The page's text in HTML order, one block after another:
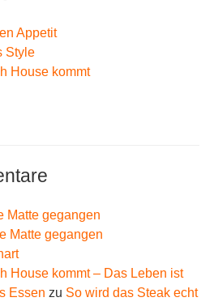
Appetit
Style
House kommt
Matte gegangen
Matte gegangen
House kommt – Das Leben ist
Essen zu So wird das Steak echt